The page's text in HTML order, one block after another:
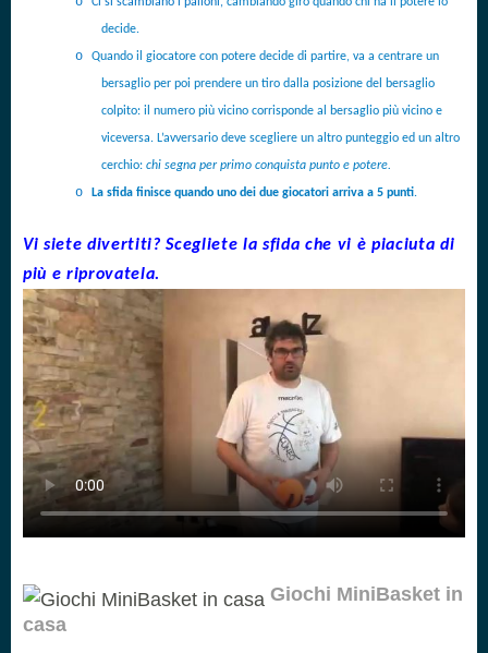
decide.
o Quando il giocatore con potere decide di partire, va a centrare un
bersaglio per poi prendere un tiro dalla posizione del bersaglio
colpito: il numero più vicino corrisponde al bersaglio più vicino e
viceversa. L’avversario deve scegliere un altro punteggio ed un altro
cerchio: chi segna per primo conquista punto e potere.
o La sfida finisce quando uno dei due giocatori arriva a 5 punti.
Vi siete divertiti? Scegliete la sfida che vi è piaciuta di
più e riprovatela.
Giochi MiniBasket in
casa